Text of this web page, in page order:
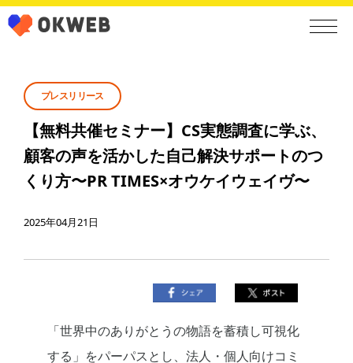
プレスリリース
【無料共催セミナー】CS実態調査に学ぶ、
顧客の声を活かした自己解決サポートのつ
くり方〜PR TIMES×オウケイウェイヴ〜
2025年04月21日
「世界中のありがとうの物語を蓄積し可視化
する」をパーパスとし、法人・個人向けコミ